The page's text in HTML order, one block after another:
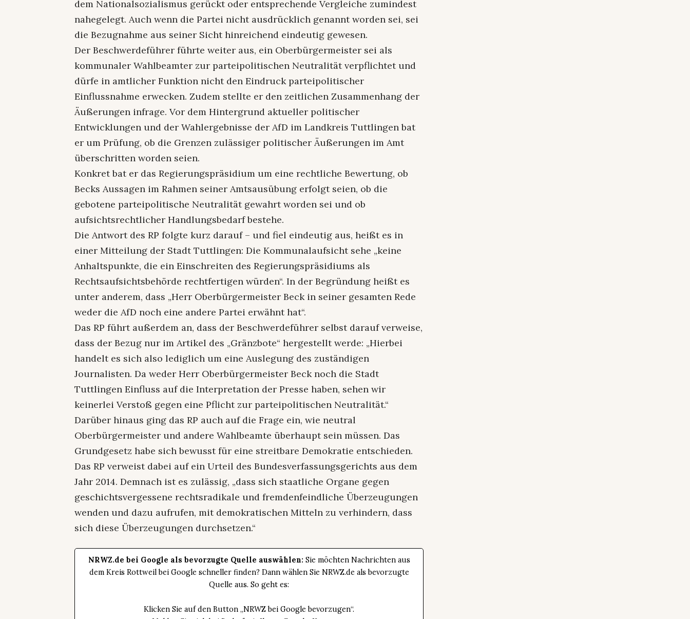
dem Nationalsozialismus gerückt oder entsprechende Vergleiche zumindest
nahegelegt. Auch wenn die Partei nicht ausdrücklich genannt worden sei, sei
die Bezugnahme aus seiner Sicht hinreichend eindeutig gewesen.
Der Beschwerdeführer führte weiter aus, ein Oberbürgermeister sei als
kommunaler Wahlbeamter zur parteipolitischen Neutralität verpflichtet und
dürfe in amtlicher Funktion nicht den Eindruck parteipolitischer
Einflussnahme erwecken. Zudem stellte er den zeitlichen Zusammenhang der
Äußerungen infrage. Vor dem Hintergrund aktueller politischer
Entwicklungen und der Wahlergebnisse der AfD im Landkreis Tuttlingen bat
er um Prüfung, ob die Grenzen zulässiger politischer Äußerungen im Amt
überschritten worden seien.
Konkret bat er das Regierungspräsidium um eine rechtliche Bewertung, ob
Becks Aussagen im Rahmen seiner Amtsausübung erfolgt seien, ob die
gebotene parteipolitische Neutralität gewahrt worden sei und ob
aufsichtsrechtlicher Handlungsbedarf bestehe.
Die Antwort des RP folgte kurz darauf – und fiel eindeutig aus, heißt es in
einer Mitteilung der Stadt Tuttlingen: Die Kommunalaufsicht sehe „keine
Anhaltspunkte, die ein Einschreiten des Regierungspräsidiums als
Rechtsaufsichtsbehörde rechtfertigen würden“. In der Begründung heißt es
unter anderem, dass „Herr Oberbürgermeister Beck in seiner gesamten Rede
weder die AfD noch eine andere Partei erwähnt hat“.
Das RP führt außerdem an, dass der Beschwerdeführer selbst darauf verweise,
dass der Bezug nur im Artikel des „Gränzbote“ hergestellt werde: „Hierbei
handelt es sich also lediglich um eine Auslegung des zuständigen
Journalisten. Da weder Herr Oberbürgermeister Beck noch die Stadt
Tuttlingen Einfluss auf die Interpretation der Presse haben, sehen wir
keinerlei Verstoß gegen eine Pflicht zur parteipolitischen Neutralität.“
Darüber hinaus ging das RP auch auf die Frage ein, wie neutral
Oberbürgermeister und andere Wahlbeamte überhaupt sein müssen. Das
Grundgesetz habe sich bewusst für eine streitbare Demokratie entschieden.
Das RP verweist dabei auf ein Urteil des Bundesverfassungsgerichts aus dem
Jahr 2014. Demnach ist es zulässig, „dass sich staatliche Organe gegen
geschichtsvergessene rechtsradikale und fremdenfeindliche Überzeugungen
wenden und dazu aufrufen, mit demokratischen Mitteln zu verhindern, dass
sich diese Überzeugungen durchsetzen.“
NRWZ.de bei Google als bevorzugte Quelle auswählen: Sie möchten Nachrichten aus
dem Kreis Rottweil bei Google schneller finden? Dann wählen Sie NRWZ.de als bevorzugte
Quelle aus. So geht es:
Klicken Sie auf den Button „NRWZ bei Google bevorzugen“.